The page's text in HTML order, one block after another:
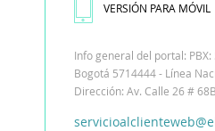
VERSIÓN PARA MÓVIL
Info general del portal: PBX:
Bogotá 5714444 - Línea
Dirección: Av. Calle 26 #